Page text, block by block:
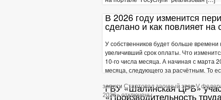
МУНИЦИПАЛЬНЫЕ УСЛУГИ
ЕДИНЫЙ
ПРИЕМ ГРАЖДАН
ОБРАЩЕНИЕ К ГЛАВЕ
ОБЗОРЫ
РЕГЛАМЕНТ
В 2026 году изменится
сделано и как повлияет на
У собственников будет больше времени
увеличивший срок оплаты. Что
10-го числа месяца. А начиная с марта
месяца, следующего за расчётным. То
ГБУ «Шалинская ЦРБ»
«Производительность
записи Стартовал заочный этап V
2026»отключены